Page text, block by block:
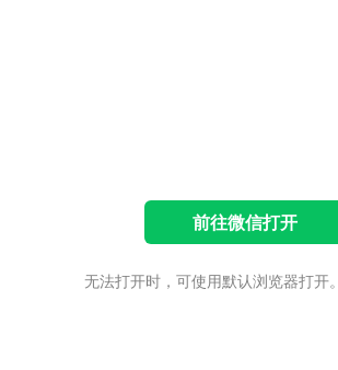
前往微信打开
无法打开时，可使用默认浏览器打开。